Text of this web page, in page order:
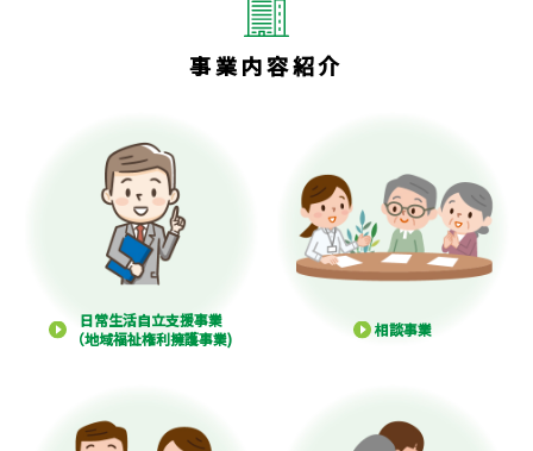
事業内容紹介
日常生活自立支援事業
（地域福祉権利擁護事業)
相談事業